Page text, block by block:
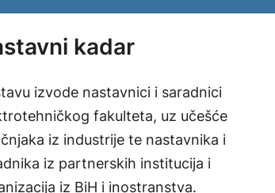
kadar
izvode nastavnici i saradnici
fakulteta, uz učešće
iz industrije te nastavnika i
iz partnerskih institucija i
iz BiH i inostranstva.